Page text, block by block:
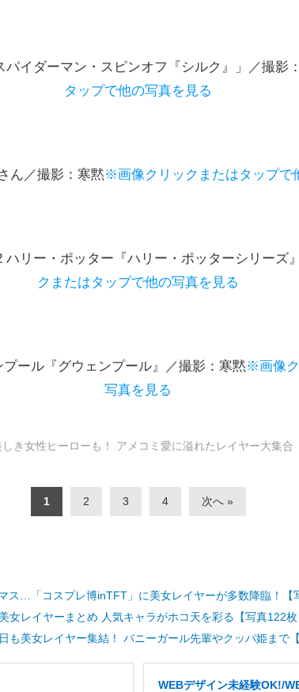
パイダーマン・スピンオフ『シルク』」／撮影
タップで他の写真を見る
ん／撮影：寒黙※画像クリックまたはタップで
リー・ポッター『ハリー・ポッターシリーズ
クまたはタップで他の写真を見る
ール『グウェンプール』／撮影：寒黙※画像
写真を見る
き女性ヒーローも！ アメコミ愛に溢れたレイヤー大集合
1 2 3 4 次へ
ス…「コスプレ博inTFT」に美女レイヤーが多数降臨！【
女レイヤーまとめ 人気キャラがホコ天を彩る【写真122枚
も美女レイヤー集結！ バニーガール先輩やクッパ姫まで
WEBデザイン未経験OK!/